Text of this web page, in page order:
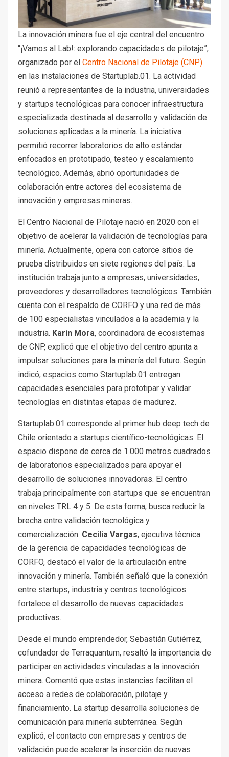
La innovación minera fue el eje central del encuentro
“¡Vamos al Lab!: explorando capacidades de pilotaje”,
organizado por el Centro Nacional de Pilotaje (CNP)
en las instalaciones de Startuplab.01. La actividad
reunió a representantes de la industria, universidades
y startups tecnológicas para conocer infraestructura
especializada destinada al desarrollo y validación de
soluciones aplicadas a la minería. La iniciativa
permitió recorrer laboratorios de alto estándar
enfocados en prototipado, testeo y escalamiento
tecnológico. Además, abrió oportunidades de
colaboración entre actores del ecosistema de
innovación y empresas mineras.
El Centro Nacional de Pilotaje nació en 2020 con el
objetivo de acelerar la validación de tecnologías para
minería. Actualmente, opera con catorce sitios de
prueba distribuidos en siete regiones del país. La
institución trabaja junto a empresas, universidades,
proveedores y desarrolladores tecnológicos. También
cuenta con el respaldo de CORFO y una red de más
de 100 especialistas vinculados a la academia y la
industria. Karin Mora, coordinadora de ecosistemas
de CNP, explicó que el objetivo del centro apunta a
impulsar soluciones para la minería del futuro. Según
indicó, espacios como Startuplab.01 entregan
capacidades esenciales para prototipar y validar
tecnologías en distintas etapas de madurez.
Startuplab.01 corresponde al primer hub deep tech de
Chile orientado a startups científico-tecnológicas. El
espacio dispone de cerca de 1.000 metros cuadrados
de laboratorios especializados para apoyar el
desarrollo de soluciones innovadoras. El centro
trabaja principalmente con startups que se encuentran
en niveles TRL 4 y 5. De esta forma, busca reducir la
brecha entre validación tecnológica y
comercialización. Cecilia Vargas, ejecutiva técnica
de la gerencia de capacidades tecnológicas de
CORFO, destacó el valor de la articulación entre
innovación y minería. También señaló que la conexión
entre startups, industria y centros tecnológicos
fortalece el desarrollo de nuevas capacidades
productivas.
Desde el mundo emprendedor, Sebastián Gutiérrez,
cofundador de Terraquantum, resaltó la importancia de
participar en actividades vinculadas a la innovación
minera. Comentó que estas instancias facilitan el
acceso a redes de colaboración, pilotaje y
financiamiento. La startup desarrolla soluciones de
comunicación para minería subterránea. Según
explicó, el contacto con empresas y centros de
validación puede acelerar la inserción de nuevas